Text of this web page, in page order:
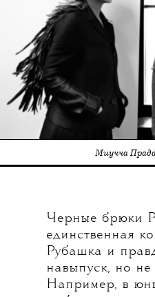
Миучча
Черные брюки
единственная
Рубашка и
навыпуск, но не
Например, в